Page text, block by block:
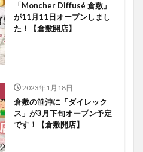
「Moncher Diffusé 倉敷」
が11月11日オープンしまし
た！【倉敷開店】
2023年1月18日
倉敷の笹沖に「ダイレック
ス」が3月下旬オープン予定
です！【倉敷開店】